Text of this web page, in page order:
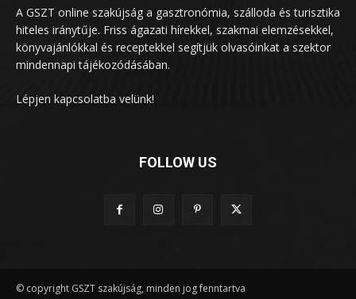
A GSZT online szakújság a gasztronómia, szálloda és turisztika
hiteles iránytűje. Friss ágazati hírekkel, szakmai elemzésekkel,
könyvajánlókkal és receptekkel segítjük olvasóinkat a szektor
mindennapi tájékozódásában.
Lépjen kapcsolatba velünk!
FOLLOW US
© copyright GSZT szakújság, minden jog fenntartva